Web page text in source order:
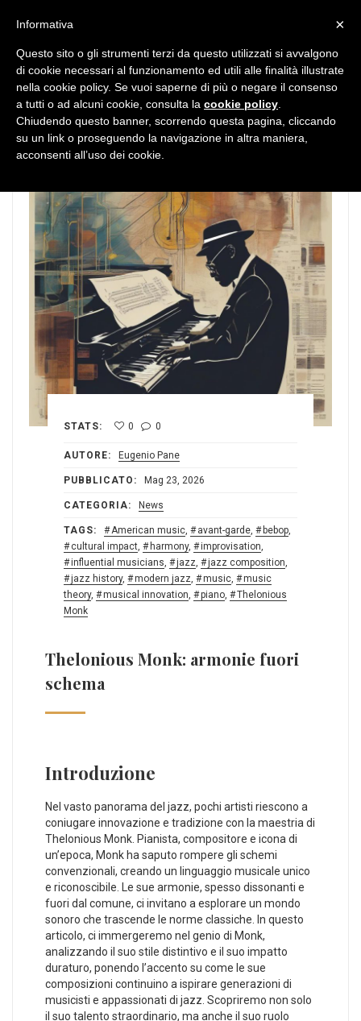
STATS: 0 0
AUTORE: Eugenio Pane
PUBBLICATO: Mag 23, 2026
CATEGORIA: News
TAGS: American music, avant-garde, bebop,
cultural impact, harmony, improvisation,
influential musicians, jazz, jazz composition,
jazz history, modern jazz, music,
music
theory, musical innovation, piano,
Thelonious
Monk
Thelonious Monk: armonie fuori
schema
Introduzione
Nel vasto panorama del jazz,⁤ pochi artisti riescono a
‌coniugare innovazione⁢ e tradizione con la maestria di
Thelonious Monk. Pianista, compositore e⁣ icona di
un’epoca, Monk ha saputo ⁤rompere gli schemi
convenzionali, creando un linguaggio musicale unico
e⁣ riconoscibile. ⁤Le sue armonie, spesso dissonanti e
fuori dal comune, ci invitano a ⁤esplorare un mondo
⁤sonoro che trascende le norme classiche. ⁣In questo
articolo, ⁢ci immergeremo nel genio di Monk,
analizzando il suo stile distintivo e il suo impatto
duraturo, ponendo l’accento su come le ⁤sue
composizioni continuino a⁤ ispirare generazioni di
musicisti e appassionati di jazz. ‌Scopriremo⁢ non solo
il suo talento straordinario, ma anche il suo ​ruolo
×
Informativa
Questo sito o gli strumenti terzi da questo utilizzati si avvalgono
di cookie necessari al funzionamento ed utili alle finalità illustrate
nella cookie policy. Se vuoi saperne di più o negare il consenso
a tutti o ad alcuni cookie, consulta la cookie policy
Chiudendo questo banner, scorrendo questa pagina, cliccando
su un link o proseguendo la navigazione in altra maniera,
acconsenti all’uso dei cookie.